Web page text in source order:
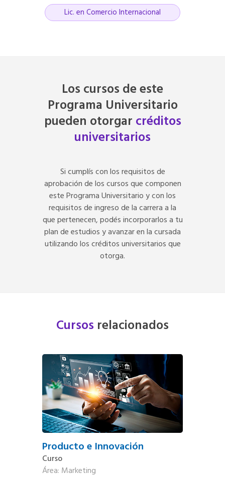
Lic. en Comercio Internacional
Los cursos de este
Programa Universitario
pueden otorgar créditos
universitarios
Si cumplís con los requisitos de
aprobación de los cursos que componen
este Programa Universitario y con los
requisitos de ingreso de la carrera a la
que pertenecen, podés incorporarlos a tu
plan de estudios y avanzar en la cursada
utilizando los créditos universitarios que
otorga.
Cursos relacionados
Producto e Innovación
Curso
Área: Marketing